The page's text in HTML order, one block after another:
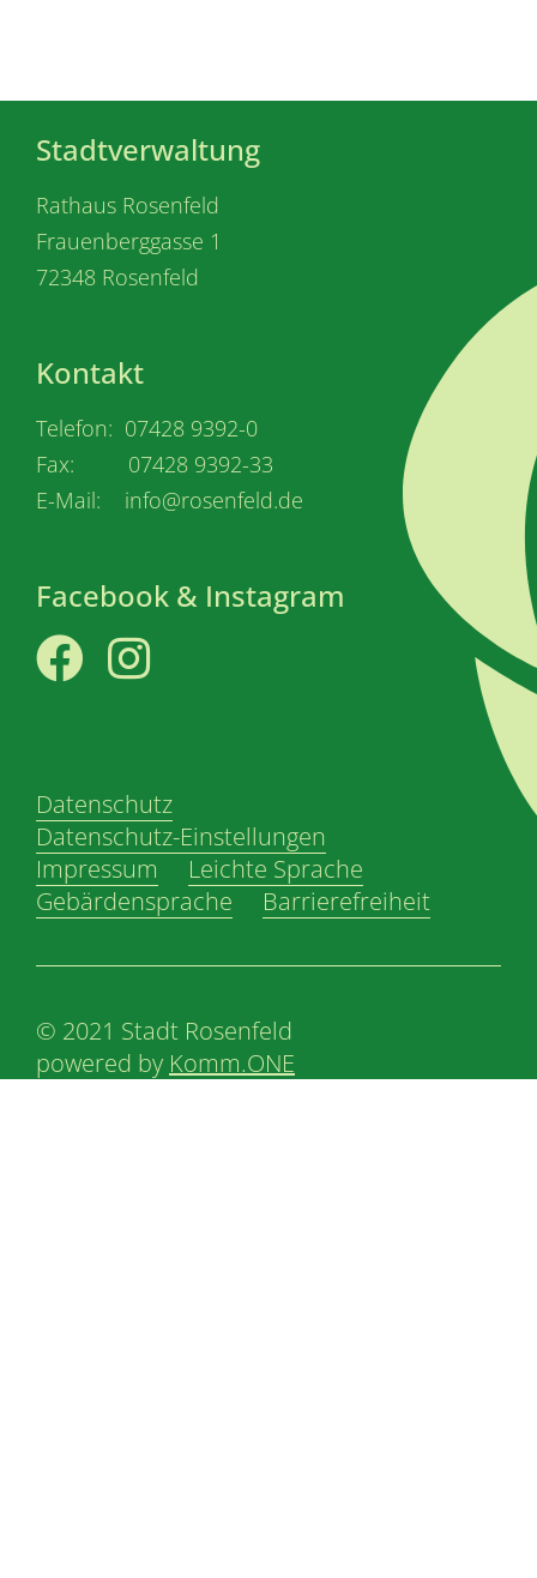
Stadtverwaltung
Rathaus Rosenfeld
Frauenberggasse 1
72348 Rosenfeld
Kontakt
Telefon: 07428 9392-0
Fax: 07428 9392-33
E-Mail: info@rosenfeld.de
Facebook & Instagram
Datenschutz
Datenschutz-Einstellungen
Impressum
Leichte Sprache
Gebärdensprache
Barrierefreiheit
© 2021 Stadt Rosenfeld
powered by Komm.ONE